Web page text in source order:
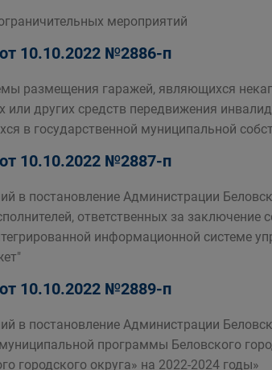
мероприятий
10.10.2022 №2886-п
размещения гаражей, являющихся
или других средств передвижения
в государственной муниципальной
10.10.2022 №2887-п
в постановление Администрации
ответственных за заключение
информационной системе
10.10.2022 №2889-п
в постановление Администрации
программы Беловского
городского округа» на 2022-2024 годы»